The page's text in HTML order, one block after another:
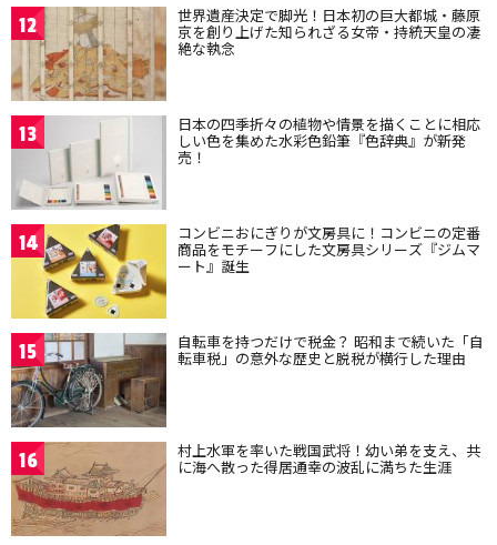
12 世界遺産決定で脚光！日本初の巨大都城・藤原
京を創り上げた知られざる女帝・持統天皇の凄
絶な執念
13 日本の四季折々の植物や情景を描くことに相応
しい色を集めた水彩色鉛筆『色辞典』が新発
売！
14 コンビニおにぎりが文房具に！コンビニの定番
商品をモチーフにした文房具シリーズ『ジムマ
ート』誕生
15 自転車を持つだけで税金？ 昭和まで続いた「自
転車税」の意外な歴史と脱税が横行した理由
16 村上水軍を率いた戦国武将！幼い弟を支え、共
に海へ散った得居通幸の波乱に満ちた生涯